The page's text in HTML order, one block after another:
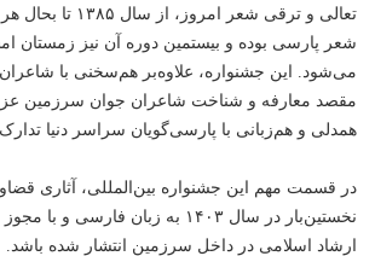
تعالی و ترقی شعر
می‌شود. این جشنواره، علاوه‌بر هم‌سخنی با شاعران
مقصد معارفه و شناخت شاعران جوان سرزمین
همدلی و هم‌زبانی با پارسی‌گویان سراسر دنیا
در قسمت مهم این جشنواره بین‌المللی، آثاری
نخستین‌بار در سال ۱۴۰۳ به زبان
ارشاد اسلامی در داخل سرزمین انتشار شده باشد.